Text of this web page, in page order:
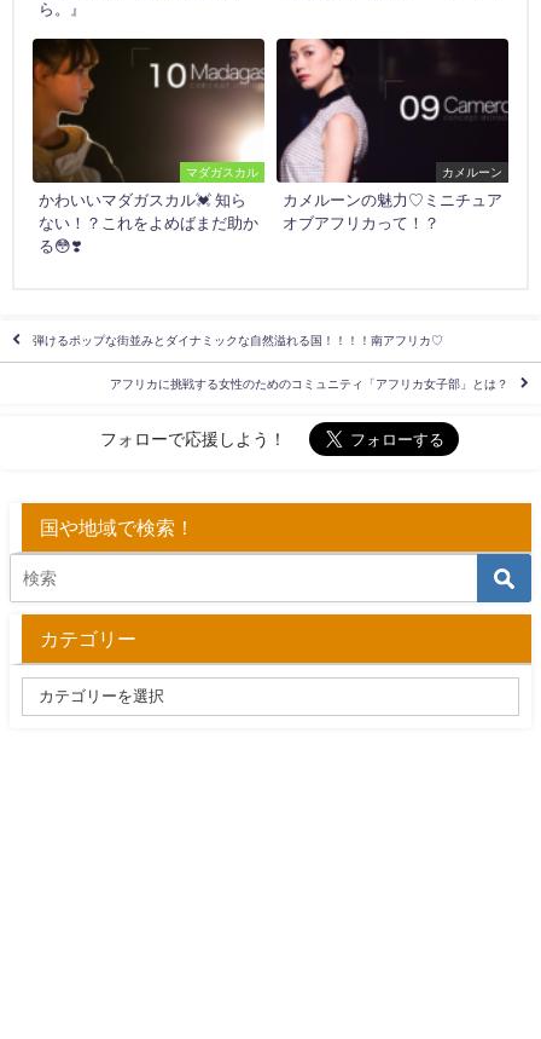
ら。』
マダガスカル
かわいいマダガスカル💓 知ら
ない！？これをよめばまだ助か
る😳❣️
カメルーン
カメルーンの魅力♡ミニチュア
オブアフリカって！？
弾けるポップな街並みとダイナミックな自然溢れる国！！！！南アフリカ♡
アフリカに挑戦する女性のためのコミュニティ「アフリカ女子部」とは？
フォローで応援しよう！
国や地域で検索！
カテゴリー